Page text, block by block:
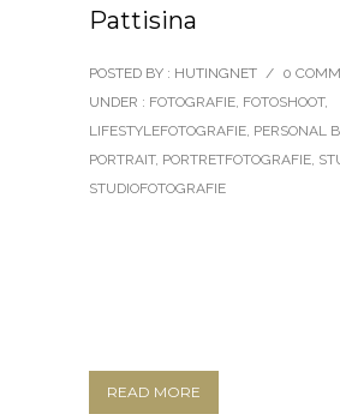
Pattisina
POSTED BY : HUTINGNET / 0
UNDER : FOTOGRAFIE FOTOSHOOT,
LIFESTYLEFOTOGRAFIE PERSONAL
PORTRAIT, PORTRETFOTOGRAFIE
STUDIOFOTOGRAFIE
READ MORE